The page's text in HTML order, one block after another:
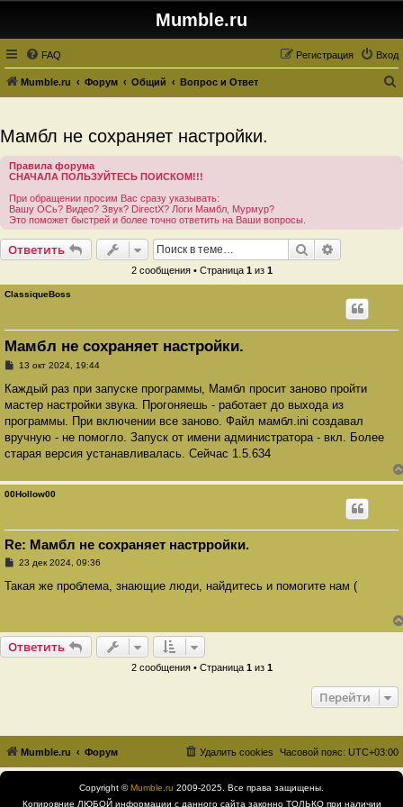
Mumble.ru
FAQ Вход
Регистрация
Mumble.ru Форум Общий Вопрос и Ответ
Мамбл не сохраняет настройки.
Правила форума
СНАЧАЛА ПОЛЬЗУЙТЕСЬ ПОИСКОМ!!!
При обращении просим Вас сразу указывать:
Вашу ОСь? Видео? Звук? DirectX? Логи Мамбл, Мурмур?
Это поможет быстрей и более точно ответить на Ваши вопросы.
Ответить Поиск
2 сообщения • Страница 1из 1
ClassiqueBoss
Мамбл не сохраняет настройки.
С
о
щ
е
и
е
13 окт 2024, 19:44
Каждый раз при запуске программы, Мамбл просит заново пройти
мастер настройки звука. Прогоняешь - работает до выхода из
программы. При включении все заново. Файл мамбл.ini создавал
вручную - не помогло. Запуск от имени администратора - вкл. Более
старая версия устанавливалась. Сейчас 1.5.634
00Hollow00
Re: Мамбл не сохраняет настрройки.
С
о
и
е
23 дек 2024, 09:36
Такая же проблема, знающие люди, найдитесь и помогите нам (
Ответить
2 сообщения • Страница 1из 1
Перейти
Mumble.ru Форум Часовой пояс: UTC+03:00
Удалить cookies
Copyright ©Mumble.ru 2009-2025. Все права защищены.
Копировние ЛЮБОЙ информации с данного сайта законно ТОЛЬКО при наличии